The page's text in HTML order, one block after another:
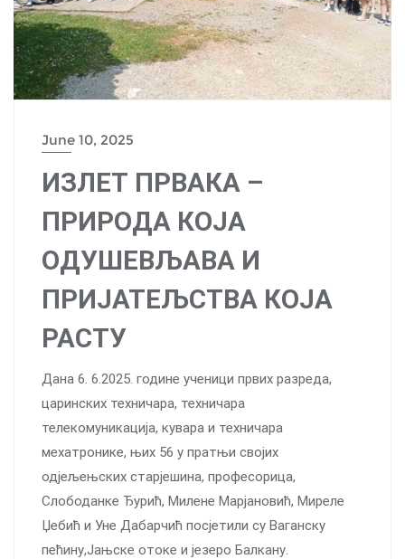
June 10, 2025
ИЗЛЕТ ПРВАКА –
ПРИРОДА КОЈА
ОДУШЕВЉАВА И
ПРИЈАТЕЉСТВА КОЈА
РАСТУ
Дана 6. 6.2025. године ученици првих разреда,
царинских техничара, техничара
телекомуникација, кувара и техничара
мехатронике, њих 56 у пратњи својих
одјељењских старјешина, професорица,
Слободанке Ђурић, Милене Марјановић, Миреле
Џебић и Уне Дабарчић посјетили су Ваганску
пећину,Јањске отоке и језеро Балкану.